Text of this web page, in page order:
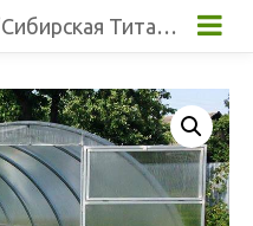
Теплица “Сибирская Титан” труба 40х20